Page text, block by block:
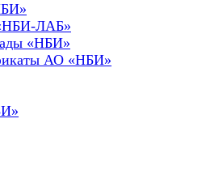
ЛАБ»
«НБИ»
АО «НБИ»